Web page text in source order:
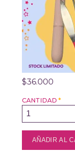
$36.000
CANTIDAD *